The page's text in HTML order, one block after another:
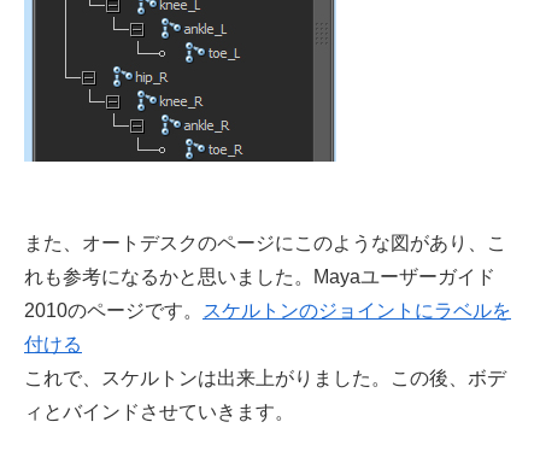
また、オートデスクのページにこのような図があり、こ
れも参考になるかと思いました。Mayaユーザーガイド
2010のページです。
スケルトンのジョイントにラベルを
付ける
これで、スケルトンは出来上がりました。この後、ボデ
ィとバインドさせていきます。